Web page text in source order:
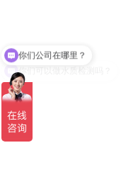
你们可以做水质检测吗？